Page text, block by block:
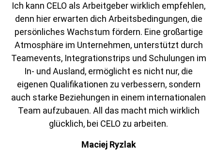
Ich kann CELO als Arbeitgeber wirklich empfehlen,
denn hier erwarten dich Arbeitsbedingungen, die
persönliches Wachstum fördern. Eine großartige
Atmosphäre im Unternehmen, unterstützt durch
Teamevents, Integrationstrips und Schulungen im
In- und Ausland, ermöglicht es nicht nur, die
eigenen Qualifikationen zu verbessern, sondern
auch starke Beziehungen in einem internationalen
Team aufzubauen. All das macht mich wirklich
glücklich, bei CELO zu arbeiten.
Maciej Ryzlak